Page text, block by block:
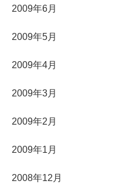
2009年6月
2009年5月
2009年4月
2009年3月
2009年2月
2009年1月
2008年12月